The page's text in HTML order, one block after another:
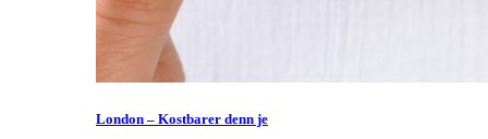
London – Kostbarer denn je